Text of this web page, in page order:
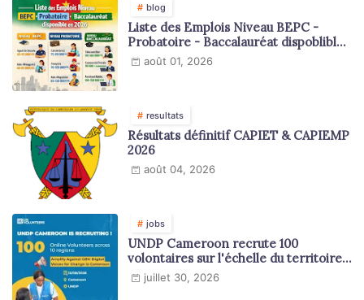
blog
Liste des Emplois Niveau BEPC -
Probatoire - Baccalauréat dispoblible
en 2026
août 01, 2026
resultats
Résultats définitif CAPIET & CAPIEMP
2026
août 04, 2026
jobs
UNDP Cameroon recrute 100
volontaires sur l'échelle du territoire
national
juillet 30, 2026